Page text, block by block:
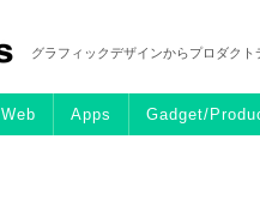
グラフィックデザインからプロダク
Web Apps Gadget/